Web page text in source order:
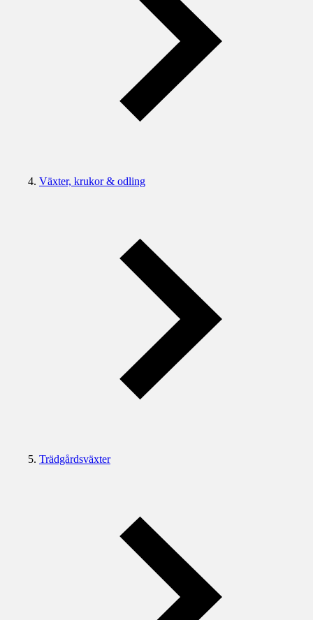
Växter, krukor & odling
Trädgårdsväxter